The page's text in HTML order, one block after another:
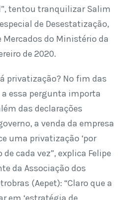
tentou tranquilizar Salim
de Desestatização,
do Ministério da
de 2020.
privatização? No fim das
essa pergunta importa
das declarações
a venda da empresa
uma privatização ‘por
de cada vez”, explica Felipe
da Associação dos
(Aepet): “Claro que a